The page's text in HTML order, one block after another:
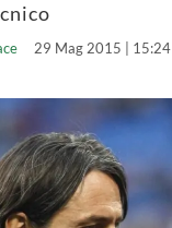
29 Mag 2015 | 15:24